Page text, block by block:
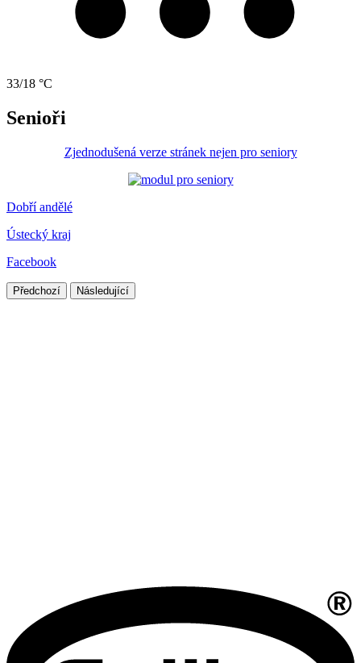
33/18 °C
Senioři
Zjednodušená verze stránek nejen pro seniory
Dobří andělé
Ústecký kraj
Facebook
Předchozí Následující